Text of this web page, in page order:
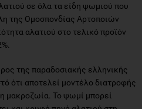
σε όλα τα είδη ψωμιού που
της Ομοσπονδίας Αρτοποιών
αλατιού στο τελικό προϊόν
της παραδοσιακής ελληνικής
ότι αποτελεί μοντέλο διατροφής
μακροζωία. Το ψωμί μπορεί